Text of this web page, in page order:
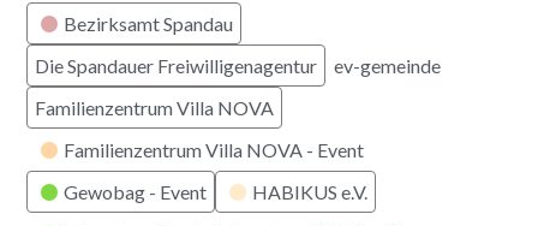
Bezirksamt Spandau
Die Spandauer Freiwilligenagentur
ev-gemeinde
Familienzentrum Villa NOVA
Familienzentrum Villa NOVA - Event
Gewobag - Event
HABIKUS e.V.